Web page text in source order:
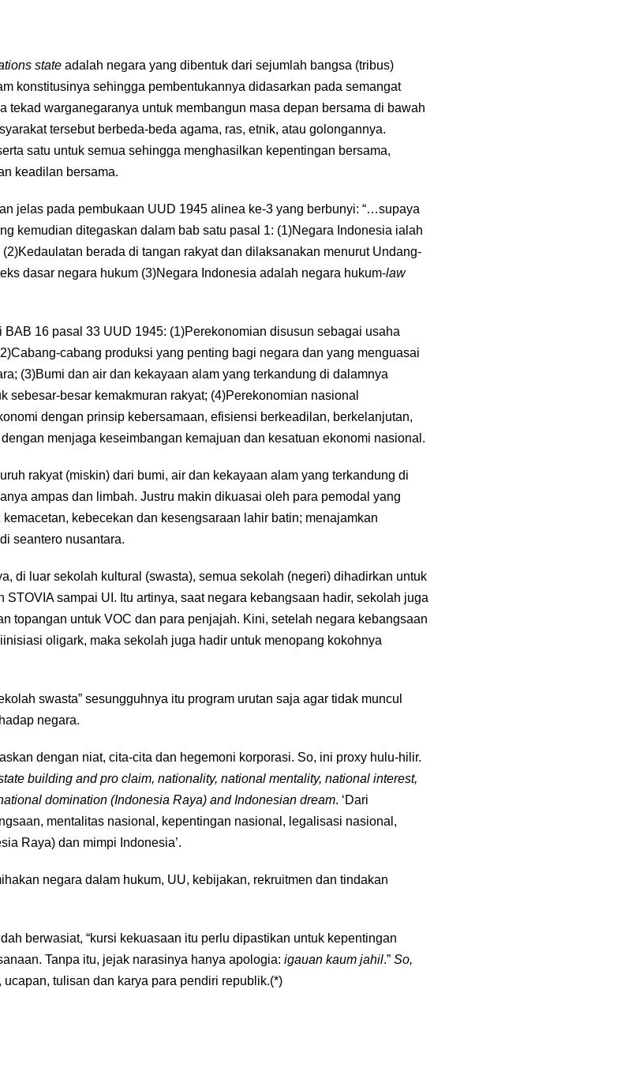
state adalah negara yang dibentuk dari sejumlah bangsa (tribus)
konstitusinya sehingga pembentukannya didasarkan pada semangat
warganegaranya untuk membangun masa depan bersama di bawah
tersebut berbeda-beda agama, ras, etnik, atau golongannya.
satu untuk semua sehingga menghasilkan kepentingan bersama,
keadilan bersama.
jelas pada pembukaan UUD 1945 alinea ke-3 yang berbunyi: “…supaya
kemudian ditegaskan dalam bab satu pasal 1: (1)Negara Indonesia ialah
berada di tangan rakyat dan dilaksanakan menurut Undang-
dasar negara hukum (3)Negara Indonesia adalah negara hukum-law
16 pasal 33 UUD 1945: (1)Perekonomian disusun sebagai usaha
cabang produksi yang penting bagi negara dan yang menguasai
(3)Bumi dan air dan kekayaan alam yang terkandung di dalamnya
sebesar­-besar kemakmuran rakyat; (4)Perekonomian nasional
dengan prinsip kebersamaan, efisiensi berkeadilan, berkelanjutan,
menjaga keseimbangan kemajuan dan kesatuan ekonomi nasional.
rakyat (miskin) dari bumi, air dan kekayaan alam yang terkandung di
ampas dan limbah. Justru makin dikuasai oleh para pemodal yang
kebecekan dan kesengsaraan lahir batin; menajamkan
seantero nusantara.
di luar sekolah kultural (swasta), semua sekolah (negeri) dihadirkan untuk
sampai UI. Itu artinya, saat negara kebangsaan hadir, sekolah juga
topangan untuk VOC dan para penjajah. Kini, setelah negara kebangsaan
oligark, maka sekolah juga hadir untuk menopang kokohnya
swasta” sesungguhnya itu program urutan saja agar tidak muncul
negara.
dengan niat, cita-cita dan hegemoni korporasi. So, ini proxy hulu-hilir.
building and pro claim, nationality, national mentality, national interest,
domination (Indonesia Raya) and Indonesian dream. ‘Dari
mentalitas nasional, kepentingan nasional, legalisasi nasional,
Raya) dan mimpi Indonesia’.
negara dalam hukum, UU, kebijakan, rekruitmen dan tindakan
berwasiat, “kursi kekuasaan itu perlu dipastikan untuk kepentingan
Tanpa itu, jejak narasinya hanya apologia: igauan kaum jahil.” So,
tulisan dan karya para pendiri republik.(*)